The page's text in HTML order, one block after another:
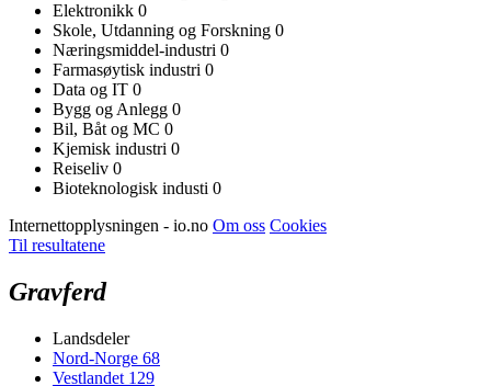
Elektronikk 0
Skole, Utdanning og Forskning 0
Næringsmiddel-industri 0
Farmasøytisk industri 0
Data og IT 0
Bygg og Anlegg 0
Bil, Båt og MC 0
Kjemisk industri 0
Reiseliv 0
Bioteknologisk industi 0
Internettopplysningen - io.no Om oss Cookies
Til resultatene
Gravferd
Landsdeler
Nord-Norge 68
Vestlandet 129